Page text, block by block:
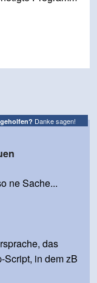
Danke sagen!
ne Sache...
das
Script, in dem zB